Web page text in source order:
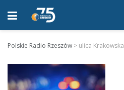
Polskie Radio Rzeszów > ulica Krakowska